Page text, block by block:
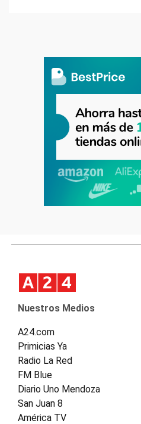
Nuestros Medios
A24.com
Primicias Ya
Radio La Red
FM Blue
Diario Uno Mendoza
San Juan 8
América TV